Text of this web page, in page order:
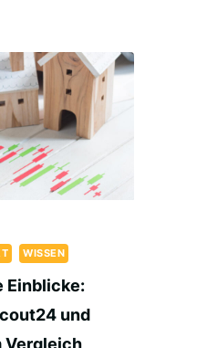
WISSEN
Einblicke:
und
Vergleich